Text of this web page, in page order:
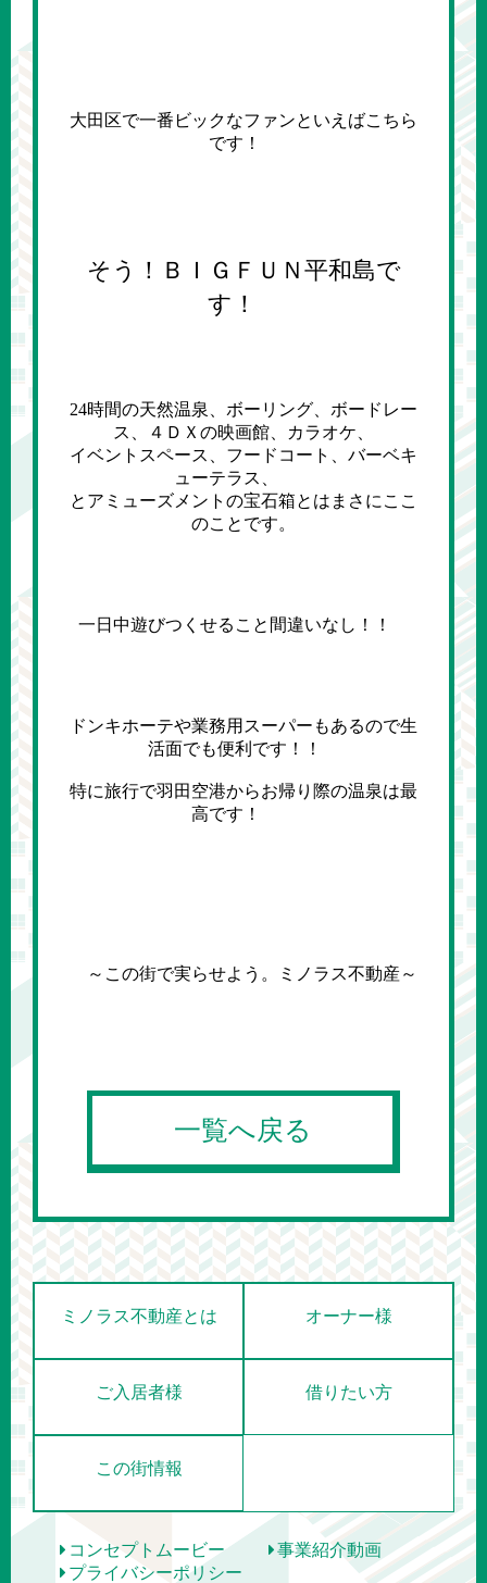
大田区で一番ビックなファンといえばこちら
です！
そう！ＢＩＧＦＵＮ平和島で
す！
24時間の天然温泉、ボーリング、ボードレー
ス、４ＤＸの映画館、カラオケ、
イベントスペース、フードコート、バーベキ
ューテラス、
とアミューズメントの宝石箱とはまさにここ
のことです。
一日中遊びつくせること間違いなし！！
ドンキホーテや業務用スーパーもあるので生
活面でも便利です！！
特に旅行で羽田空港からお帰り際の温泉は最
高です！
～この街で実らせよう。ミノラス不動産～
一覧へ戻る
ミノラス不動産とは オーナー様
ご入居者様 借りたい方
この街情報
コンセプトムービー
事業紹介動画
プライバシーポリシー